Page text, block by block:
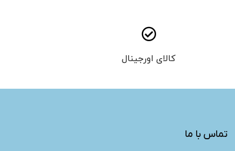
کالای اورجینال
تماس با ما